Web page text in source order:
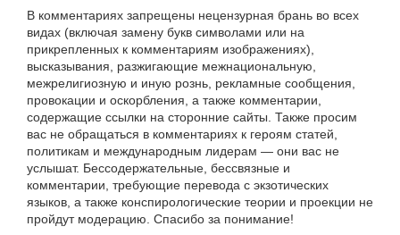
В комментариях запрещены нецензурная брань во всех
видах (включая замену букв символами или на
прикрепленных к комментариям изображениях),
высказывания, разжигающие межнациональную,
межрелигиозную и иную рознь, рекламные сообщения,
провокации и оскорбления, а также комментарии,
содержащие ссылки на сторонние сайты. Также просим
вас не обращаться в комментариях к героям статей,
политикам и международным лидерам — они вас не
услышат. Бессодержательные, бессвязные и
комментарии, требующие перевода с экзотических
языков, а также конспирологические теории и проекции не
пройдут модерацию. Спасибо за понимание!